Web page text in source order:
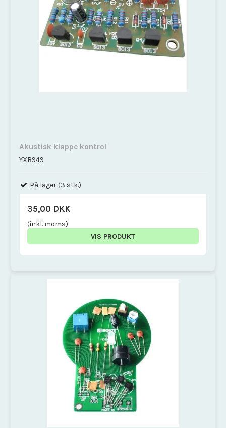
Akustisk klappe kontrol
YXB949
På lager (3 stk.)
35,00 DKK
(inkl. moms)
VIS PRODUKT